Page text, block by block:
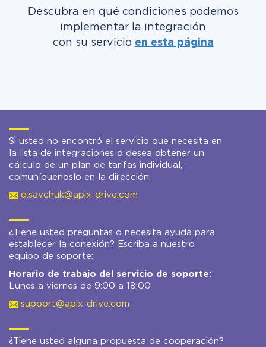
Descubra en qué condiciones podemos
implementar la integración
con su servicio en esta página
Si usted no encontró el servicio que necesita en
la lista de integraciones o desea obtener un
cálculo de un plan de tarifas individual,
comuníquenoslo en la dirección:
d.savchuk@apix-drive.com
¿Tiene usted preguntas o necesita ayuda para
establecer la conexión? Escriba a nuestro
equipo de soporte:
Horario de trabajo del servicio de soporte:
Lunes a viernes de 9:00 a 18:00
support@apix-drive.com
¿Tiene usted alguna propuesta de cooperación?